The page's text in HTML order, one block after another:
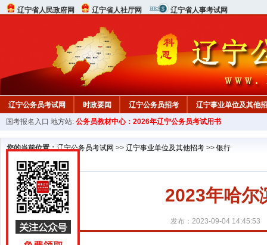
辽宁省人民政府网 辽宁省人社厅网 辽宁省人事考试网
辽宁公务员考试网 时政要闻 辽宁公务员招考 辽宁事业单位及其他
在线咨询 教材中心
国考报名入口 地方站: 公务员教材中心：2026年辽宁公务员考试用书
您的当前位置：辽宁公务员考试网 >> 辽宁事业单位及其他招考 >> 银行
2023年哈尔
发布：2023-09-04 14:45:53